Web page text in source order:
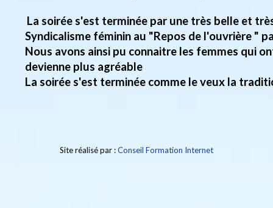
La soirée s'est terminée par une très belle et
Syndicalisme féminin au "Repos de l'ouvrière "
Nous avons ainsi pu connaitre les femmes qui
devienne plus agréable
La soirée s'est terminée comme le veux la
Site réalisé par :Conseil Formation Internet